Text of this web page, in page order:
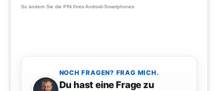
So ändern Sie die PIN Ihres Android-Smartphones
NOCH FRAGEN? FRAG MICH.
Du hast eine Frage zu